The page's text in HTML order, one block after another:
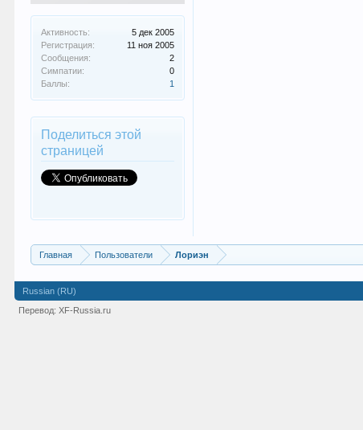
Активность:
5 дек 2005
Регистрация:
11 ноя 2005
Сообщения:
2
Симпатии:
0
Баллы:
1
Поделиться этой
страницей
Главная Пользователи Лориэн
Russian (RU)
Перевод:XF-Russia.ru